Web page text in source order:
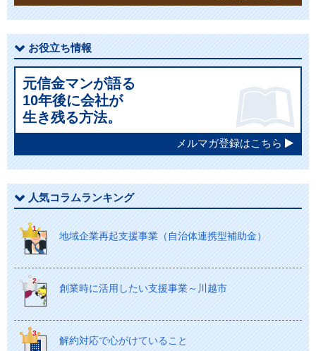
お役立ち情報
元信金マンが語る
10年後に会社が
生き残る方法。
メルマガ登録はこちら
人気コラムランキング
地域企業再起支援事業（自治体連携型補助金）
創業時に活用したい支援事業～川越市
解約対応で心がけていること